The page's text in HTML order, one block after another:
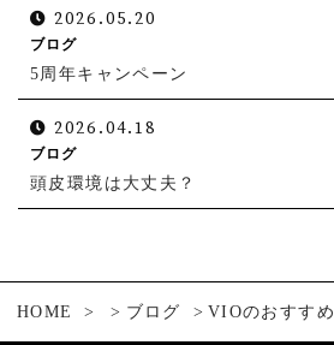
2026.05.20
ブログ
5周年キャンペーン
2026.04.18
ブログ
頭皮環境は大丈夫？
HOME ブログ VIOのおすすめ